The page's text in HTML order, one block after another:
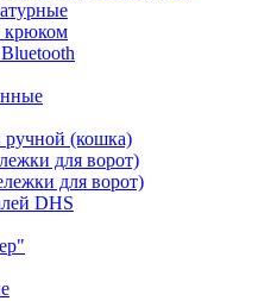
крюком
ручной (кошка)
для ворот)
для ворот)
DHS